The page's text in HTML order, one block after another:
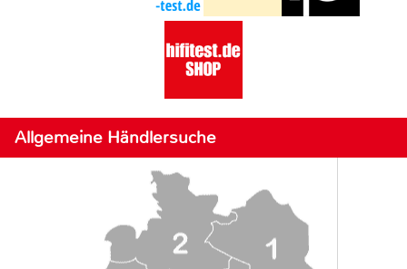
Allgemeine Händlersuche